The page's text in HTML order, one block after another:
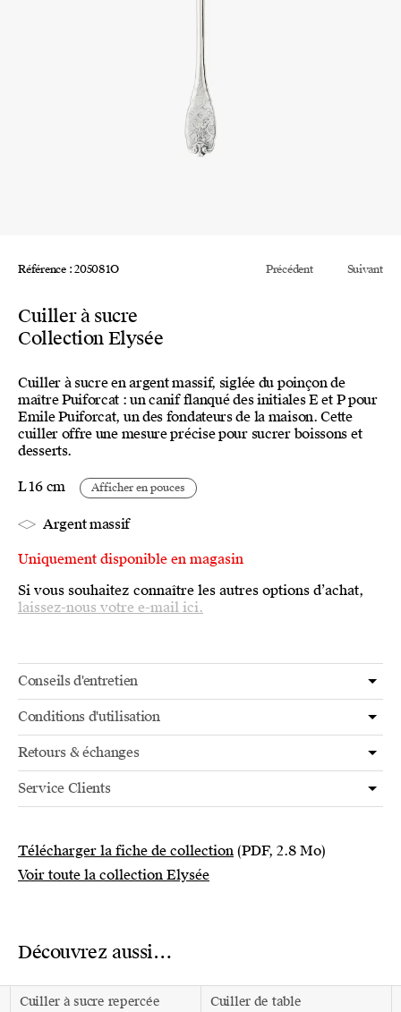
Référence : 205081O Précédent Suivant
Cuiller à sucre
Collection Elysée
Cuiller à sucre en argent massif, siglée du poinçon de
maître Puiforcat : un canif flanqué des initiales E et P pour
Emile Puiforcat, un des fondateurs de la maison. Cette
cuiller offre une mesure précise pour sucrer boissons et
desserts.
L 16 cm Afficher en pouces
Argent massif
Uniquement disponible en magasin
Si vous souhaitez connaître les autres options d’achat,
laissez-nous votre e-mail ici.
Conseils d'entretien
Conditions d'utilisation
Retours & échanges
Service Clients
Télécharger la fiche de collection (PDF, 2.8 Mo)
Voir toute la collection Elysée
Découvrez aussi…
Cuiller à sucre repercée Cuiller de table